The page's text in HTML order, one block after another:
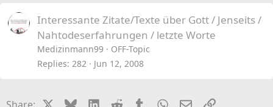
Interessante Zitate/Texte über Gott / Jenseits /
Nahtodeserfahrungen / letzte Worte
Medizinmann99
OFF-Topic
Replies 282 Jun 12, 2008
Share: BlueskyLinkedIn
Reddit TumblrWhatsApp
EmailLink